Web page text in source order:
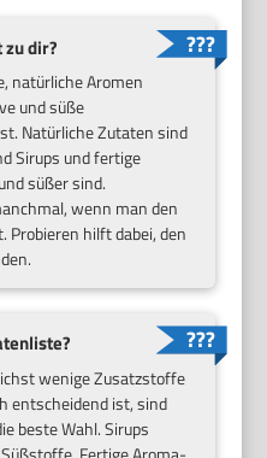
dir?
natürliche Aromen
und süße
Natürliche Zutaten sind
Sirups und fertige
süßer sind.
wenn man den
Probieren hilft dabei, den
wenige Zusatzstoffe
entscheidend ist, sind
beste Wahl. Sirups